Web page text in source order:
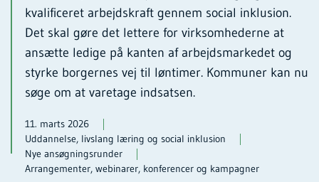
kvalificeret arbejdskraft gennem social inklusion.
Det skal gøre det lettere for virksomhederne at
ansætte ledige på kanten af arbejdsmarkedet og
styrke borgernes vej til løntimer. Kommuner kan nu
søge om at varetage indsatsen.
11. marts 2026
Uddannelse, livslang læring og social inklusion
Nye ansøgningsrunder
Arrangementer, webinarer, konferencer og kampagner